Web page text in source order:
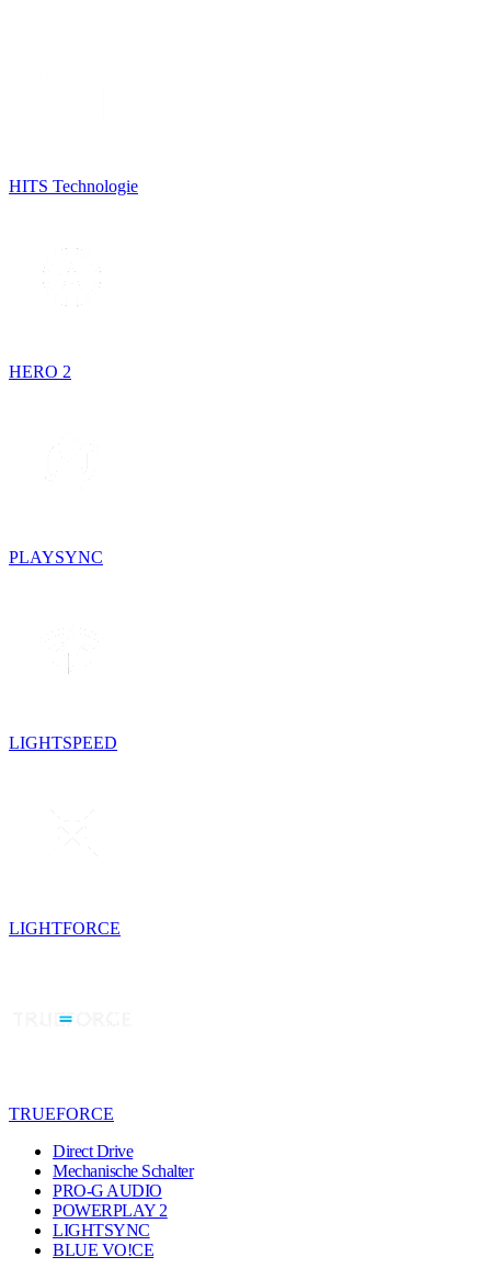
HITS Technologie
HERO 2
PLAYSYNC
LIGHTSPEED
LIGHTFORCE
TRUEFORCE
Direct Drive
Mechanische Schalter
PRO-G AUDIO
POWERPLAY 2
LIGHTSYNC
BLUE VO!CE